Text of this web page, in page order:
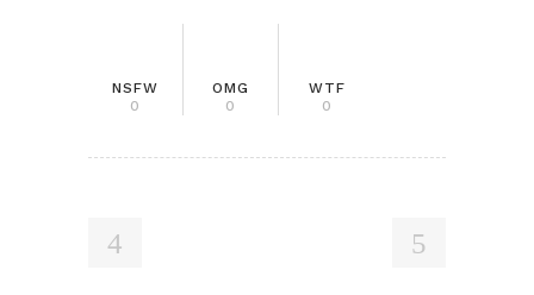
NSFW
0
OMG
0
WTF
0